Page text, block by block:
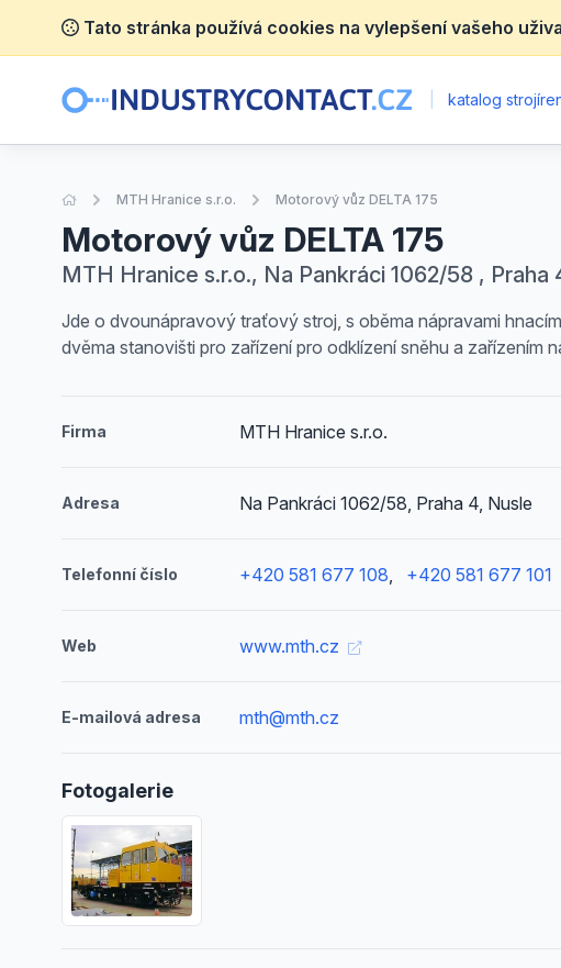
Tato stránka používá cookies na vylepšení vašeho
katalog
Úvodní stránka
MTH Hranice s.r.o. Motorový vůz DELTA 175
Motorový vůz DELTA 175
MTH Hranice s.r.o., Na Pankráci 1062/58 , Praha
Jde o dvounápravový traťový stroj, s oběma nápravami
dvěma stanovišti pro zařízení pro odklízení sněhu a zařízením
Firma MTH Hranice s.r.o.
Adresa Na Pankráci 1062/58, Praha 4, Nusle
Telefonní číslo +420 581 677 108, +420 581 677 101
Web www.mth.cz
E-mailová adresa mth@mth.cz
Fotogalerie